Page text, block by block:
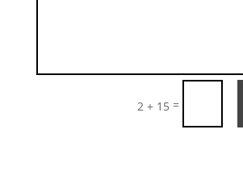
2 + 15 =